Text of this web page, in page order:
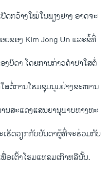
ກວ້າງໃ​ໝ່​ໃນ​ພຽງຢາງ ອາດຈະ​
ຂອງ Kim Jong Un ​ແລະຂໍ້​ທີ່​
ບິດາ ​ໂດຍ​ການກ່າວ​ຄໍາ​ປາ​ໃສ​ຕໍ່
ສຕໍ່ການ​ໂຮມ​ຊຸມນຸມ​ຢ່າງ​ຂະໜານ
ສະ​ແດງ​ແສນ​ຍານຸພາບ​ທາງທະ
ຮັດ​ວຽກ​ກັບ​ບັນດາຜູ້​ທີ່​ຈະ​ຮ່ວມກັບ
ອ​ເຕົ້າ​ໂຮມແຫລມ​ເກົາຫລີນັ້ນ.